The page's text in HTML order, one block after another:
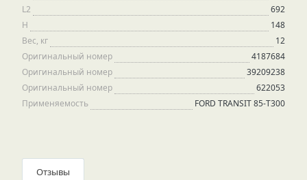
L2
692
H
148
Вес, кг
12
Оригинальный номер
4187684
Оригинальный номер
39209238
Оригинальный номер
622053
Применяемость
FORD TRANSIT 85-Т300
Отзывы